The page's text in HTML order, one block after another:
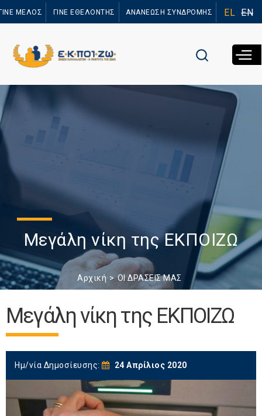
προς το
ΜΕΛΟΣ ΓΙΝΕ ΕΘΕΛΟΝΤΗΣ ΑΝΑΝΕΩΣΗ ΣΥΝΔΡΟΜΗΣ EL EN
Μεγάλη νίκη της ΕΚΠΟΙΖΩ
Αρχική ΟΙ ΔΡΑΣΕΙΣ ΜΑΣ
Μεγάλη νίκη της ΕΚΠΟΙΖΩ
Ημ/νία Δημοσίευσης: 24 Απρίλιος 2020